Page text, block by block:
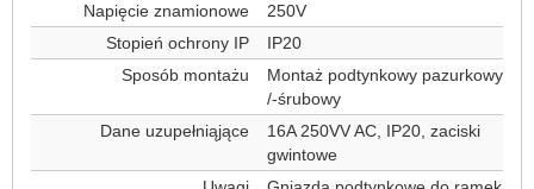
Napięcie znamionowe
250V
Stopień ochrony IP
IP20
Sposób montażu
Montaż podtynkowy pazurkowy
/-śrubowy
Dane uzupełniąjące
16A 250VV AC, IP20, zaciski
gwintowe